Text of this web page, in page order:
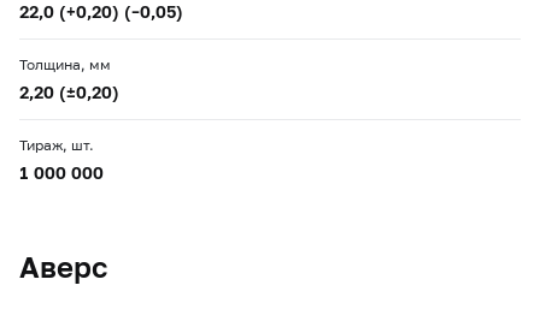
22,0 (+0,20) (–0,05)
Толщина, мм
2,20 (±0,20)
Тираж, шт.
1 000 000
Аверс